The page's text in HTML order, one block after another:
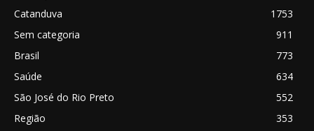
Catanduva
1753
Sem categoria
911
Brasil
773
Saúde
634
São José do Rio Preto
552
Região
353